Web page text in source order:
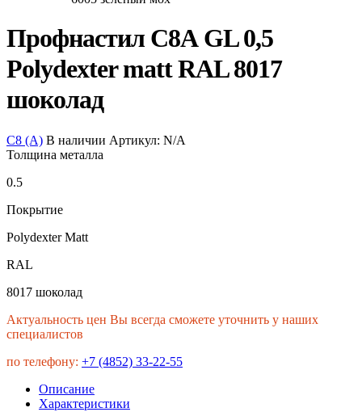
Профнастил С8А GL 0,5
Polydexter matt RAL 8017
шоколад
С8 (А) В наличии Артикул: N/A
Толщина металла
0.5
Покрытие
Polydexter Matt
RAL
8017 шоколад
Актуальность цен Вы всегда сможете уточнить у наших
специалистов
по телефону: +7 (4852) 33-22-55
Описание
Характеристики